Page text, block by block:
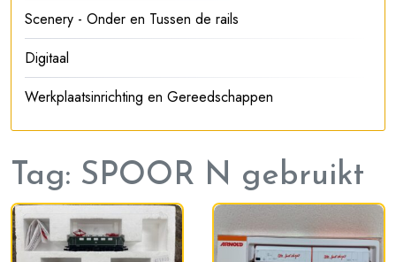
Tag: SPOOR N gebruikt
Scenery - Onder en Tussen de rails
Digitaal
Werkplaatsinrichting en Gereedschappen